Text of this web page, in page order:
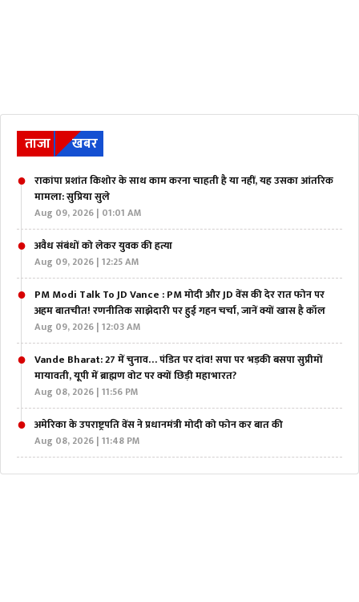
ताजा खबर
राकांपा प्रशांत किशोर के साथ काम करना चाहती है या नहीं, यह उसका आंतरिक
मामला: सुप्रिया सुले
Aug 09, 2026 | 01:01 AM
अवैध संबंधों को लेकर युवक की हत्या
Aug 09, 2026 | 12:25 AM
PM Modi Talk To JD Vance : PM मोदी और JD वेंस की देर रात फोन पर
अहम बातचीत! रणनीतिक साझेदारी पर हुई गहन चर्चा, जानें क्यों खास है कॉल
Aug 09, 2026 | 12:03 AM
Vande Bharat: 27 में चुनाव… पंडित पर दांव! सपा पर भड़की बसपा सुप्रीमों
मायावती, यूपी में ब्राह्मण वोट पर क्यों छिड़ी महाभारत?
Aug 08, 2026 | 11:56 PM
अमेरिका के उपराष्ट्रपति वेंस ने प्रधानमंत्री मोदी को फोन कर बात की
Aug 08, 2026 | 11:48 PM